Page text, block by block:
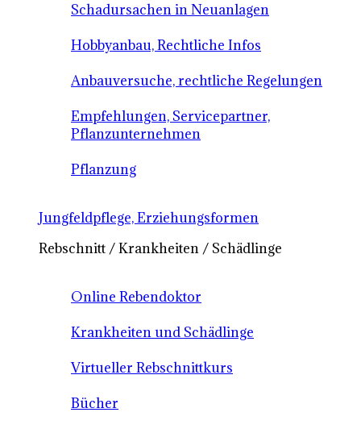
Schadursachen in Neuanlagen
Hobbyanbau, Rechtliche Infos
Anbauversuche, rechtliche Regelungen
Empfehlungen, Servicepartner,
Pflanzunternehmen
Pflanzung
Jungfeldpflege, Erziehungsformen
Rebschnitt / Krankheiten / Schädlinge
Online Rebendoktor
Krankheiten und Schädlinge
Virtueller Rebschnittkurs
Bücher